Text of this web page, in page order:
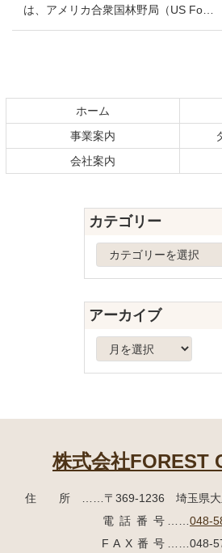
は、アメリカ合衆国林野局（US Fo…
ン
文
の
へ
ホーム
事業案内
会社案内
カテゴリー
リ
ー
アーカイブ
ー
カ
株式会社FOREST
住所……〒369-1236 埼玉県大
電話番号
048-
FAX番号
……048-